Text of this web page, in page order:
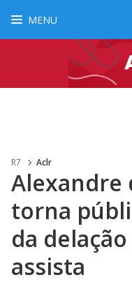
MENU
R7 Aclr
Alexandre
torna
da
assista